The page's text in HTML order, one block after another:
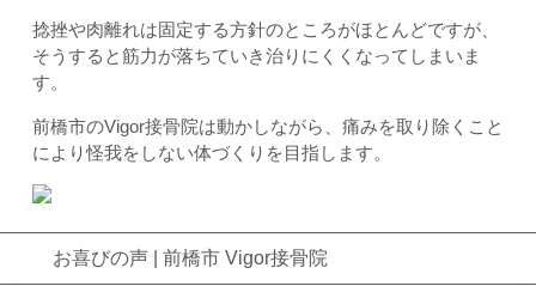
捻挫や肉離れは固定する方針のところがほとんどですが、
そうすると筋力が落ちていき治りにくくなってしまいま
す。
前橋市のVigor接骨院は動かしながら、痛みを取り除くこと
により怪我をしない体づくりを目指します。
お喜びの声 | 前橋市 Vigor接骨院